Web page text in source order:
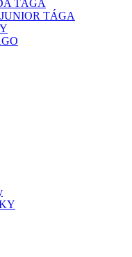
TÁGA
TÁGA